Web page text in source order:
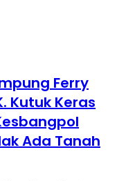
Ferry
Kutuk Keras
Ada Tanah